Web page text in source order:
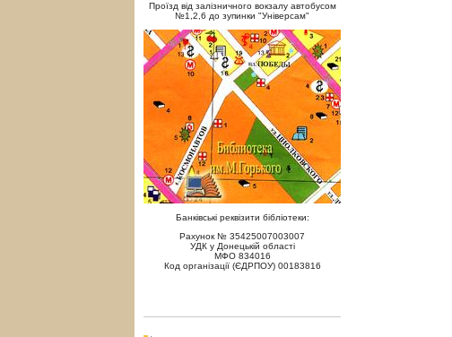
Проїзд від залізничного вокзалу автобусом
№1,2,6 до зупинки "Універсам"
Банківські реквізити бібліотеки:
Рахунок № 35425007003007
УДК у Донецькій області
МФО 834016
Код організації (ЄДРПОУ) 00183816